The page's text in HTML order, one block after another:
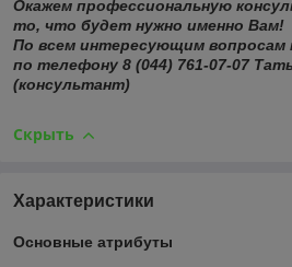
Окажем профессиональную
то, что будет нужно именно Вам!
По всем интересующим
по телефону 8 (044) 761-07-07
(консультант)
Скрыть
Характеристики
Основные атрибуты